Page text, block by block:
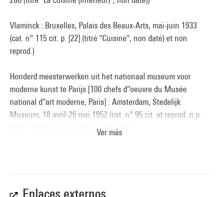
Vlaminck : Bruxelles, Palais des Beaux-Arts, mai-juin 1933
(cat. n° 115 cit. p. [22] (titré "Cuisine", non daté) et non
reprod.)
Honderd meesterwerken uit het nationaal museum voor
moderne kunst te Parijs [100 chefs d''oeuvre du Musée
national d''art moderne, Paris] : Amsterdam, Stedelijk
Museum, 18 avril-26 mai 1952 (cat. n° 95 cit. et reprod. n.p.
(titré "Intérieur de cuisine", non daté))
//Blois // Boulogne // Rabat // Casablanca, exposition
Ver más
Enlaces externos